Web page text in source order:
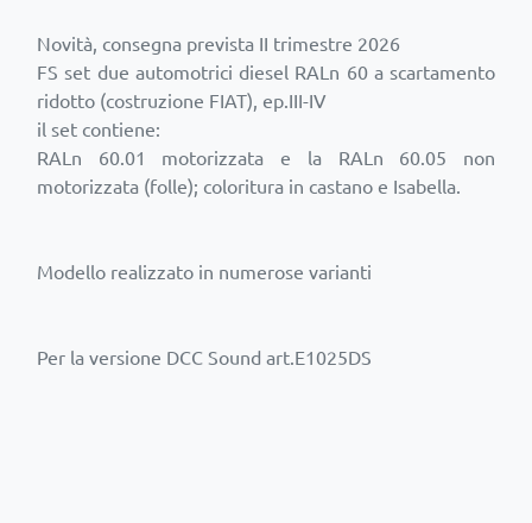
Novità, consegna prevista II trimestre 2026
FS set due automotrici diesel RALn 60 a scartamento
ridotto (costruzione FIAT), ep.III-IV
il set contiene:
RALn 60.01 motorizzata e la RALn 60.05 non
motorizzata (folle); coloritura in castano e Isabella.
Modello realizzato in numerose varianti
Per la versione DCC Sound art.E1025DS